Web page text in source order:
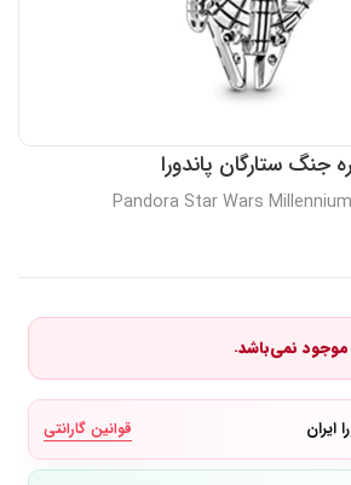
جنگ ستارگان پاندورا
Pandora Star Wars
نمی‌باشد.
قوانین گارانتی